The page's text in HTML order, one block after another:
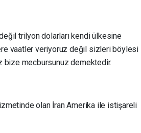
trilyon dolarları kendi ülkesine
vaatler veriyoruz değil sizleri böylesi
bize mecbursunuz demektedir.
olan İran Amerika ile istişareli